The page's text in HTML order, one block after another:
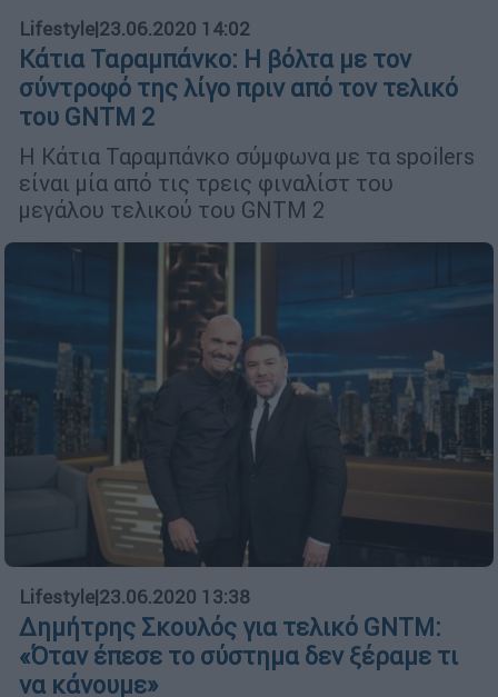
Lifestyle|23.06.2020 14:02
Κάτια Ταραμπάνκο: Η βόλτα με τον
σύντροφό της λίγο πριν από τον τελικό
του GNTM 2
Η Κάτια Ταραμπάνκο σύμφωνα με τα spoilers
είναι μία από τις τρεις φιναλίστ του
μεγάλου τελικού του GNTM 2
Lifestyle|23.06.2020 13:38
Δημήτρης Σκουλός για τελικό GNTM:
«Όταν έπεσε το σύστημα δεν ξέραμε τι
να κάνουμε»